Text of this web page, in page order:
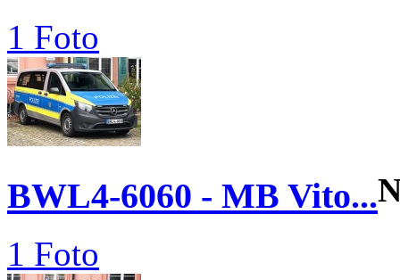
1 Foto
BWL4-6060 - MB Vito...
1 Foto